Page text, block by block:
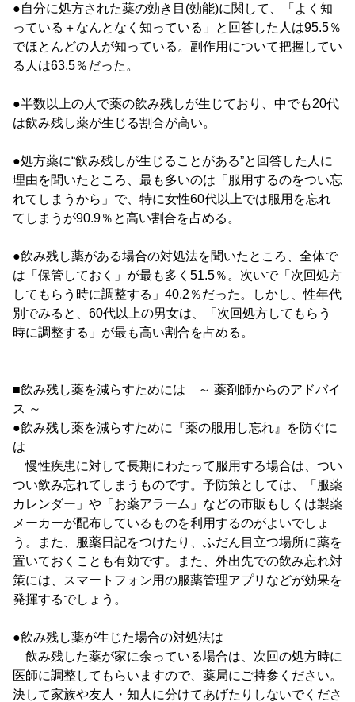
●自分に処方された薬の効き目(効能)に関して、「よく知
っている＋なんとなく知っている」と回答した人は95.5％
でほとんどの人が知っている。副作用について把握してい
る人は63.5％だった。
●半数以上の人で薬の飲み残しが生じており、中でも20代
は飲み残し薬が生じる割合が高い。
●処方薬に“飲み残しが生じることがある”と回答した人に
理由を聞いたところ、最も多いのは「服用するのをつい忘
れてしまうから」で、特に女性60代以上では服用を忘れ
てしまうが90.9％と高い割合を占める。
●飲み残し薬がある場合の対処法を聞いたところ、全体で
は「保管しておく」が最も多く51.5％。次いで「次回処方
してもらう時に調整する」40.2％だった。しかし、性年代
別でみると、60代以上の男女は、「次回処方してもらう
時に調整する」が最も高い割合を占める。
■飲み残し薬を減らすためには ～ 薬剤師からのアドバイ
ス ～
●飲み残し薬を減らすために『薬の服用し忘れ』を防ぐに
は
慢性疾患に対して長期にわたって服用する場合は、つい
つい飲み忘れてしまうものです。予防策としては、「服薬
カレンダー」や「お薬アラーム」などの市販もしくは製薬
メーカーが配布しているものを利用するのがよいでしょ
う。また、服薬日記をつけたり、ふだん目立つ場所に薬を
置いておくことも有効です。また、外出先での飲み忘れ対
策には、スマートフォン用の服薬管理アプリなどが効果を
発揮するでしょう。
●飲み残し薬が生じた場合の対処法は
飲み残した薬が家に余っている場合は、次回の処方時に
医師に調整してもらいますので、薬局にご持参ください。
決して家族や友人・知人に分けてあげたりしないでくださ